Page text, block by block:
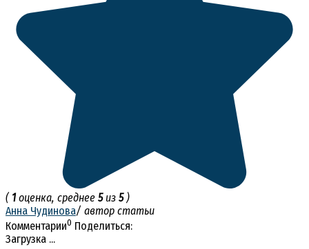
( 1оценка, среднее 5из 5)
Анна Чудинова/ автор статьи
Комментарии0 Поделиться:
Загрузка ...